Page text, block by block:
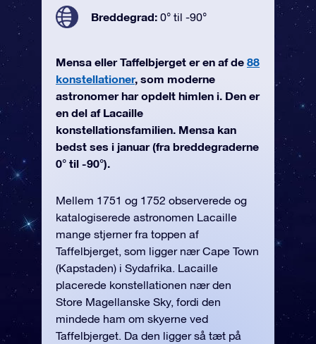
Breddegrad: 0° til -90°
Mensa eller Taffelbjerget er en af de 88
konstellationer, som moderne
astronomer har opdelt himlen i. Den er
en del af Lacaille
konstellationsfamilien. Mensa kan
bedst ses i januar (fra breddegraderne
0° til -90°).
Mellem 1751 og 1752 observerede og
katalogiserede astronomen Lacaille
mange stjerner fra toppen af
Taffelbjerget, som ligger nær Cape Town
(Kapstaden) i Sydafrika. Lacaille
placerede konstellationen nær den
Store Magellanske Sky, fordi den
mindede ham om skyerne ved
Taffelbjerget. Da den ligger så tæt på